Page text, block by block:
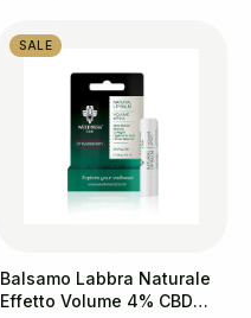
SALE
Balsamo Labbra Naturale
Effetto Volume 4% CBD